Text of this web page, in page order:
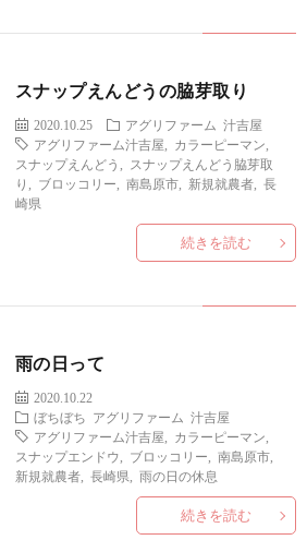
スナップえんどうの脇芽取り
2020.10.25 アグリファーム
汁吉屋
アグリファーム汁吉屋
カラーピーマン
スナップえんどう
スナップえんどう脇芽取
り
ブロッコリー 南島原市, 新規就農者, 長
崎県
続きを読む
雨の日って
2020.10.22
ぼちぼち
アグリファーム
汁吉屋
アグリファーム汁吉屋
カラーピーマン
スナップエンドウ
ブロッコリー 南島原市,
新規就農者, 長崎県 雨の日の休息
続きを読む